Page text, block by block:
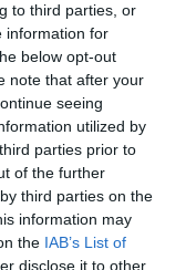
to third parties, or
information for
below opt-out
note that after your
seeing
utilized by
parties prior to
of the further
third parties on the
information may
the IAB’s List of
disclose it to other
da je čista i uredna.
je to nešto što
Kada su stvari u
ključeva ili
da osoba ima
Kaotična torba nije